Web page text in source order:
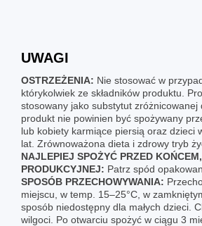
UWAGI
OSTRZEŻENIA: Nie stosować w
którykolwiek ze składników produktu.
stosowany jako substytut zróżnicowanej
produkt nie powinien być spożywany
lub kobiety karmiące piersią oraz dzieci
lat. Zrównoważona dieta i zdrowy tryb
NAJLEPIEJ SPOŻYĆ PRZED
PRODUKCYJNEJ: Patrz spód
SPOSÓB PRZECHOWYWANIA:
miejscu, w temp. 15–25°C, w
sposób niedostępny dla małych dzieci.
wilgoci. Po otwarciu spożyć w ciągu 3